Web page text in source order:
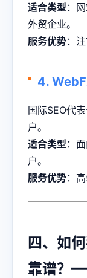
适合类型 ：
外贸企业。
服务优势：
4.
国际SEO代
户。
适合类型 ：
户。
服务优势：
四、如
靠谱？